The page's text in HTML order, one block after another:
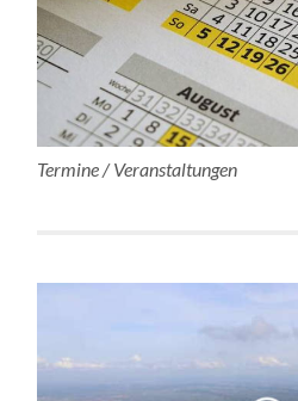
Termine / Veranstaltungen